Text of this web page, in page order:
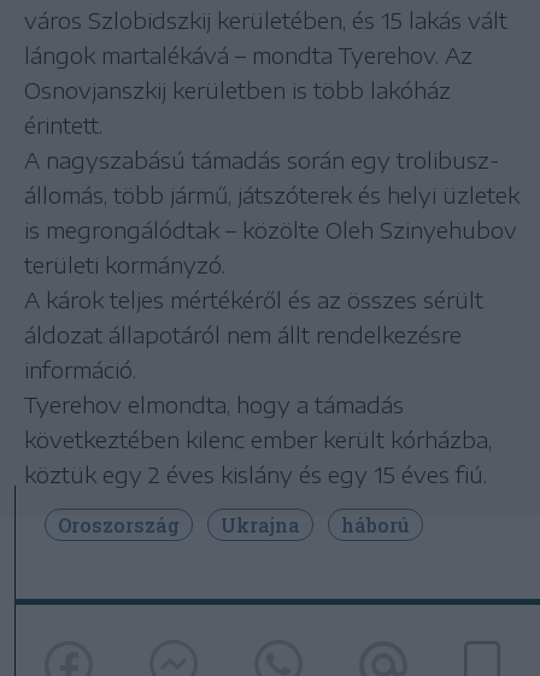
város Szlobidszkij kerületében, és 15 lakás vált
lángok martalékává – mondta Tyerehov. Az
Osnovjanszkij kerületben is több lakóház
érintett.
A nagyszabású támadás során egy trolibusz-
állomás, több jármű, játszóterek és helyi üzletek
is megrongálódtak – közölte Oleh Szinyehubov
területi kormányzó.
A károk teljes mértékéről és az összes sérült
áldozat állapotáról nem állt rendelkezésre
információ.
Tyerehov elmondta, hogy a támadás
következtében kilenc ember került kórházba,
köztük egy 2 éves kislány és egy 15 éves fiú.
Oroszország Ukrajna háború